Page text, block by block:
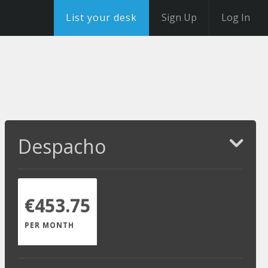
List your desk Sign Up Log In
Despacho
€453.75
PER MONTH